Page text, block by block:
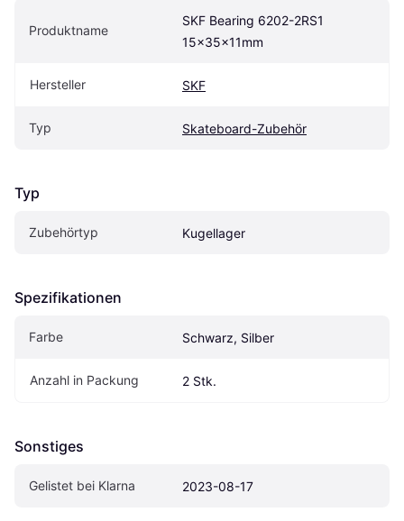
Produktname
SKF Bearing 6202-2RS1
15x35x11mm
Hersteller SKF
Typ Skateboard-Zubehör
Typ
Zubehörtyp Kugellager
Spezifikationen
Farbe Schwarz, Silber
Anzahl in Packung 2 Stk.
Sonstiges
Gelistet bei Klarna 2023-08-17